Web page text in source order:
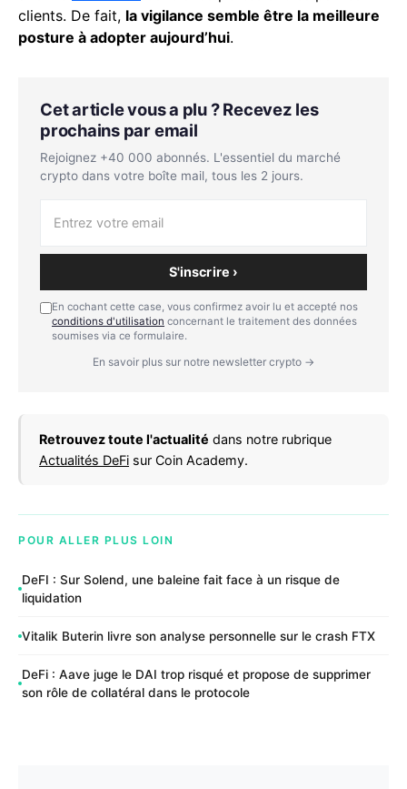
clients. De fait, la vigilance semble être la meilleure
posture à adopter aujourd’hui.
Cet article vous a plu ? Recevez les
prochains par email
Rejoignez +40 000 abonnés. L'essentiel du marché
crypto dans votre boîte mail, tous les 2 jours.
S'inscrire ›
En cochant cette case, vous confirmez avoir lu et accepté nos
conditions d'utilisation concernant le traitement des données
soumises via ce formulaire.
En savoir plus sur notre newsletter crypto →
Retrouvez toute l'actualité dans notre rubrique
Actualités DeFi sur Coin Academy.
POUR ALLER PLUS LOIN
DeFI : Sur Solend, une baleine fait face à un risque de
liquidation
Vitalik Buterin livre son analyse personnelle sur le crash FTX
DeFi : Aave juge le DAI trop risqué et propose de supprimer
son rôle de collatéral dans le protocole